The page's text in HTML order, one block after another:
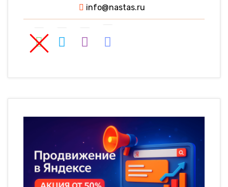
info@nastas.ru